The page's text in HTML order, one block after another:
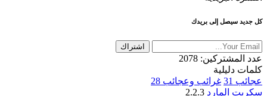
كل جديد سيصل إلى بريدك
اشتراك
عدد المشتركين: 2078
كلمات دليلية
عجائب 31 غرائب وعجائب 28
سكربت المارد